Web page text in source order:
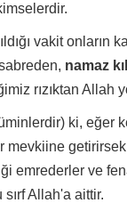
vakit onların
namaz
rızıktan Allah
ki, eğer
mevkiine getirirsek
emrederler ve
Allah'a aittir.